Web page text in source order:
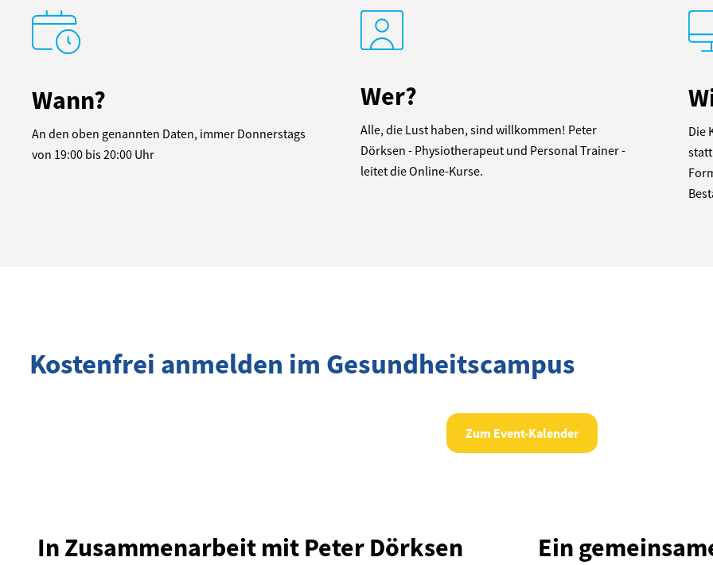
Wann?
An den oben genannten Daten, immer Donnerstags
von 19:00 bis 20:00 Uhr
Wer?
Alle, die Lust haben, sind willkommen! Peter
Dörksen - Physiotherapeut und Personal Trainer -
leitet die Online-Kurse.
Die
Kostenfrei anmelden im Gesundheitscampus
Zum Event-Kalender
In Zusammenarbeit mit Peter Dörksen Ein